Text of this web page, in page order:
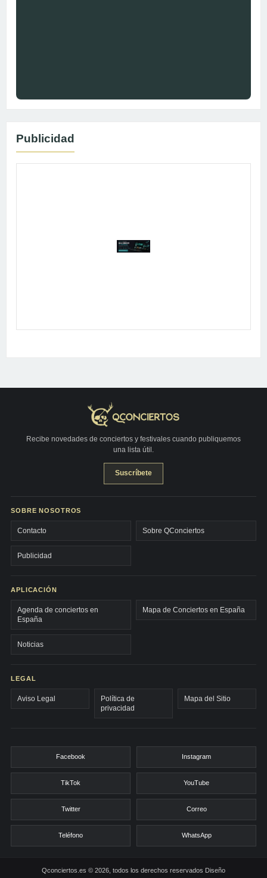
Publicidad
Publicidad
Recibe novedades de conciertos y festivales cuando publiquemos
una lista útil.
Suscríbete
SOBRE NOSOTROS
Contacto Sobre QConciertos
Publicidad
APLICACIÓN
Agenda de conciertos en
España
Mapa de Conciertos en España
Noticias
LEGAL
Aviso Legal
Política de
privacidad
Mapa del Sitio
Facebook Instagram
TikTok YouTube
Twitter Correo
Teléfono WhatsApp
Qconciertos.es © 2026, todos los derechos reservados Diseño